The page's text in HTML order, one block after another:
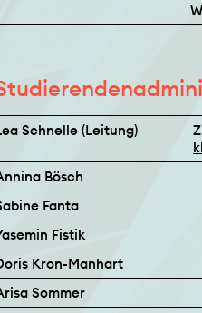
Schnelle (Leitung)
Bösch
Fanta
Fistik
Kron-Manhart
Sommer